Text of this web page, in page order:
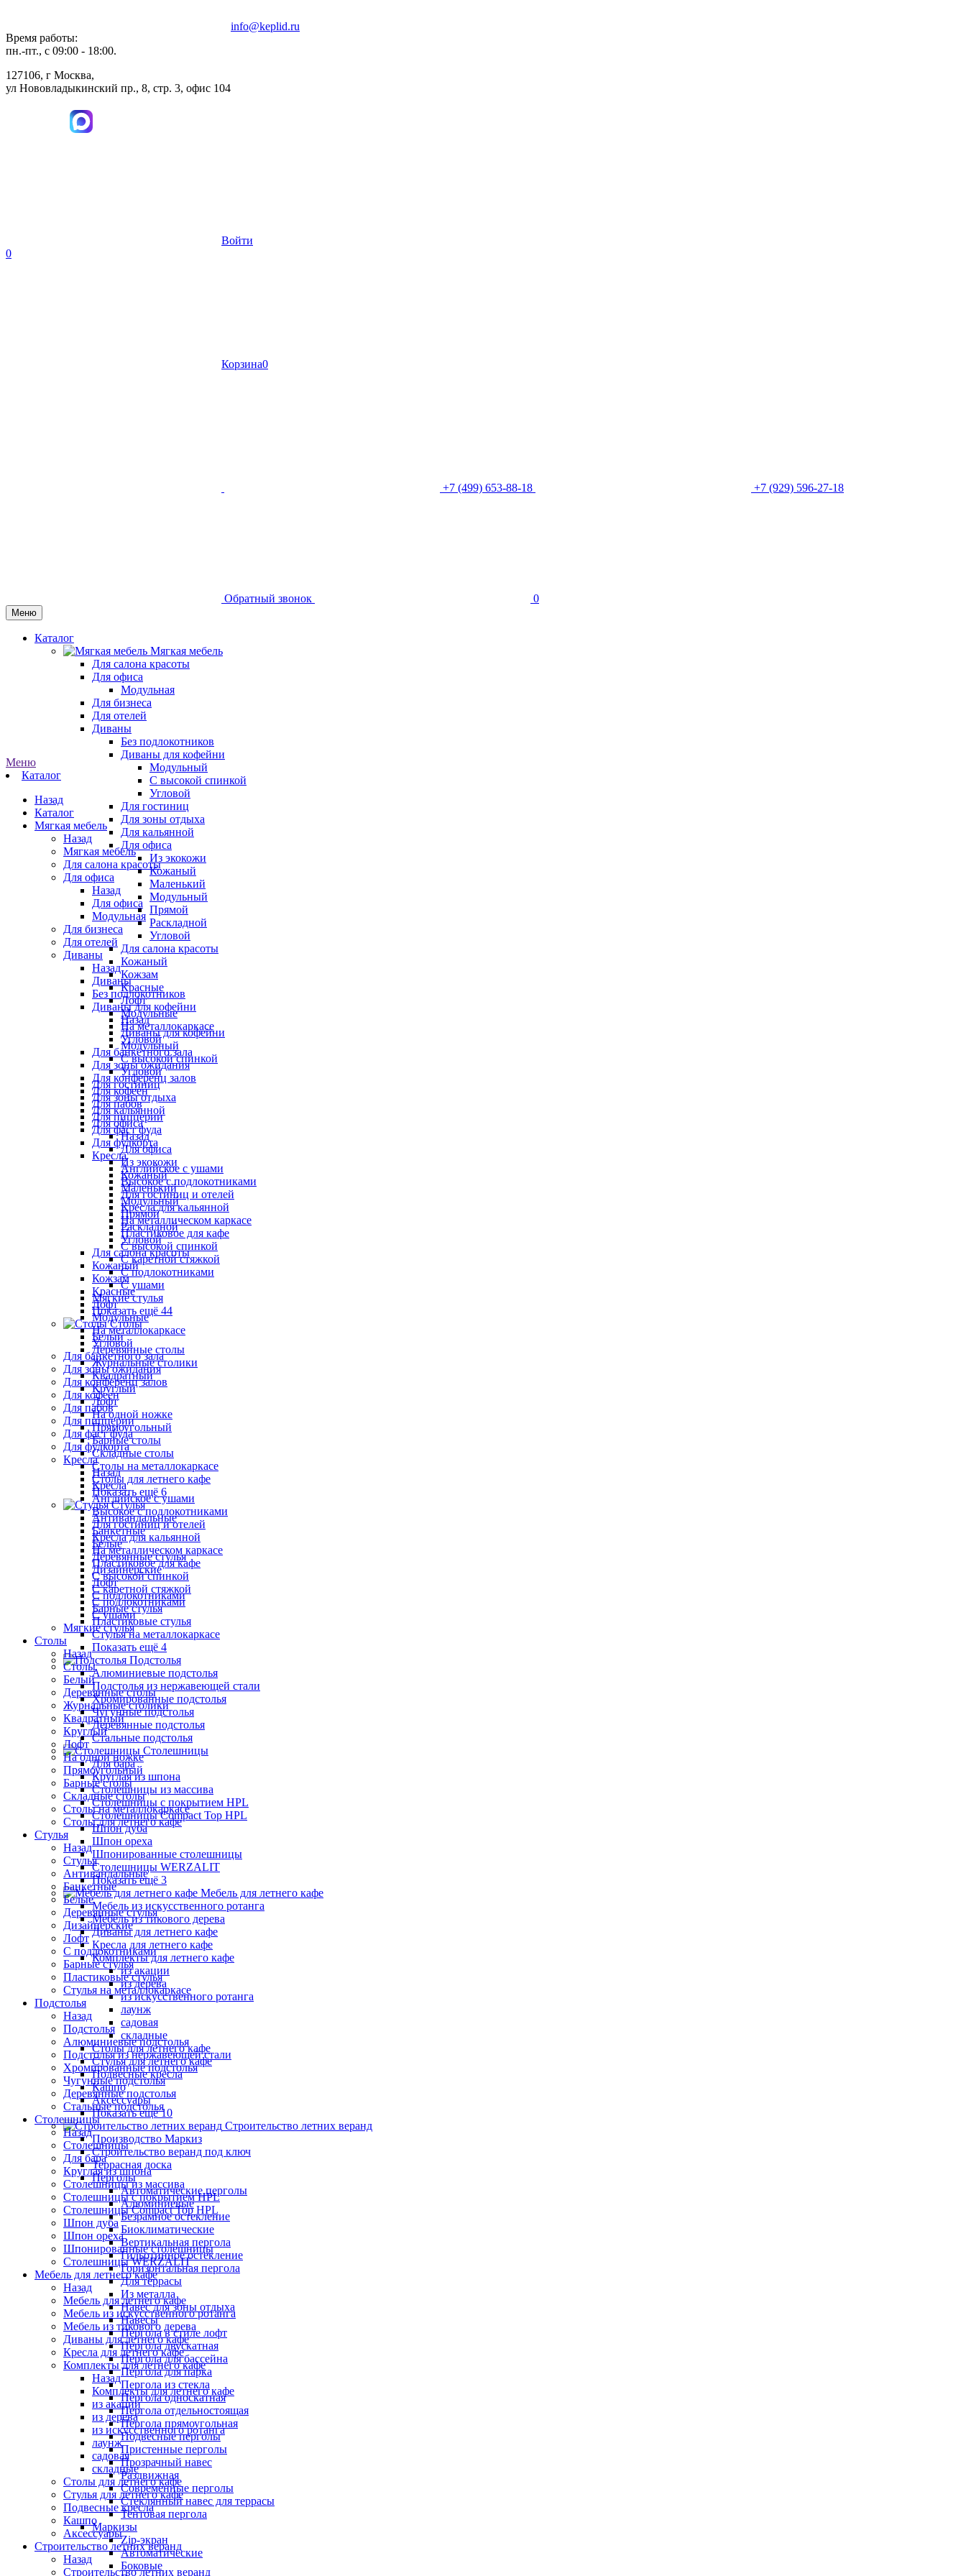
Время работы:
пн.-пт., с 09:00 - 18:00.
127106, г Москва,
ул Нововладыкинский пр., 8, стр. 3, офис 104
info@keplid.ru
Войти
0
Корзина0
+7 (499) 653-88-18 +7 (929) 596-27-18
Обратный звонок 0
Меню
Каталог
Мягкая мебель
Для салона красоты
Для офиса
Модульная
Для бизнеса
Для отелей
Диваны
Без подлокотников
Диваны для кофейни
Модульный
С высокой спинкой
Угловой
Для гостиниц
Для зоны отдыха
Для кальянной
Для офиса
Из экокожи
Кожаный
Маленький
Модульный
Прямой
Раскладной
Угловой
Для салона красоты
Кожаный
Кожзам
Красные
Лофт
Модульные
На металлокаркасе
Угловой
Для банкетного зала
Для зоны ожидания
Для конференц залов
Для кофеен
Для пабов
Для пиццерии
Для фаст фуда
Для фудкорта
Кресла
Английское с ушами
Высокое с подлокотниками
Для гостиниц и отелей
Кресла для кальянной
На металлическом каркасе
Пластиковое для кафе
С высокой спинкой
С каретной стяжкой
С подлокотниками
С ушами
Мягкие стулья
Показать ещё 44
Столы
Белый
Деревянные столы
Журнальные столики
Квадратный
Круглый
Лофт
На одной ножке
Прямоугольный
Барные столы
Складные столы
Столы на металлокаркасе
Столы для летнего кафе
Показать ещё 6
Стулья
Антивандальные
Банкетные
Белые
Деревянные стулья
Дизайнерские
Лофт
С подлокотниками
Барные стулья
Пластиковые стулья
Стулья на металлокаркасе
Показать ещё 4
Подстолья
Алюминиевые подстолья
Подстолья из нержавеющей стали
Хромированные подстолья
Чугунные подстолья
Деревянные подстолья
Стальные подстолья
Столешницы
Для бара
Круглая из шпона
Столешницы из массива
Столешницы с покрытием HPL
Столешницы Сompact Top HPL
Шпон дуба
Шпон ореха
Шпонированные столешницы
Столешницы WERZALIT
Показать ещё 3
Мебель для летнего кафе
Мебель из искусственного ротанга
Мебель из тикового дерева
Диваны для летнего кафе
Кресла для летнего кафе
Комплекты для летнего кафе
из акации
из дерева
из искусственного ротанга
лаунж
садовая
складные
Столы для летнего кафе
Стулья для летнего кафе
Подвесные кресла
Кашпо
Аксессуары
Показать ещё 10
Строительство летних веранд
Производство Маркиз
Строительство веранд под ключ
Террасная доска
Перголы
Автоматические перголы
Алюминиевые
Безрамное остекление
Биоклиматические
Вертикальная пергола
Гильотинное остекление
Горизонтальная пергола
Для террасы
Из металла
Навес для зоны отдыха
Навесы
Пергола в стиле лофт
Пергола двускатная
Пергола для бассейна
Пергола для парка
Пергола из стекла
Пергола односкатная
Пергола отдельностоящая
Пергола прямоугольная
Подвесные перголы
Пристенные перголы
Прозрачный навес
Раздвижная
Современные перголы
Стеклянный навес для террасы
Тентовая пергола
Маркизы
Zip-экран
Автоматические
Боковые
Меню
Каталог
Назад
Каталог
Мягкая мебель
Назад
Мягкая мебель
Для салона красоты
Для офиса
Назад
Для офиса
Модульная
Для бизнеса
Для отелей
Диваны
Назад
Диваны
Без подлокотников
Диваны для кофейни
Назад
Диваны для кофейни
Модульный
С высокой спинкой
Угловой
Для гостиниц
Для зоны отдыха
Для кальянной
Для офиса
Назад
Для офиса
Из экокожи
Кожаный
Маленький
Модульный
Прямой
Раскладной
Угловой
Для салона красоты
Кожаный
Кожзам
Красные
Лофт
Модульные
На металлокаркасе
Угловой
Для банкетного зала
Для зоны ожидания
Для конференц залов
Для кофеен
Для пабов
Для пиццерии
Для фаст фуда
Для фудкорта
Кресла
Назад
Кресла
Английское с ушами
Высокое с подлокотниками
Для гостиниц и отелей
Кресла для кальянной
На металлическом каркасе
Пластиковое для кафе
С высокой спинкой
С каретной стяжкой
С подлокотниками
С ушами
Мягкие стулья
Столы
Назад
Столы
Белый
Деревянные столы
Журнальные столики
Квадратный
Круглый
Лофт
На одной ножке
Прямоугольный
Барные столы
Складные столы
Столы на металлокаркасе
Столы для летнего кафе
Стулья
Назад
Стулья
Антивандальные
Банкетные
Белые
Деревянные стулья
Дизайнерские
Лофт
С подлокотниками
Барные стулья
Пластиковые стулья
Стулья на металлокаркасе
Подстолья
Назад
Подстолья
Алюминиевые подстолья
Подстолья из нержавеющей стали
Хромированные подстолья
Чугунные подстолья
Деревянные подстолья
Стальные подстолья
Столешницы
Назад
Столешницы
Для бара
Круглая из шпона
Столешницы из массива
Столешницы с покрытием HPL
Столешницы Сompact Top HPL
Шпон дуба
Шпон ореха
Шпонированные столешницы
Столешницы WERZALIT
Мебель для летнего кафе
Назад
Мебель для летнего кафе
Мебель из искусственного ротанга
Мебель из тикового дерева
Диваны для летнего кафе
Кресла для летнего кафе
Комплекты для летнего кафе
Назад
Комплекты для летнего кафе
из акации
из дерева
из искусственного ротанга
лаунж
садовая
складные
Столы для летнего кафе
Стулья для летнего кафе
Подвесные кресла
Кашпо
Аксессуары
Строительство летних веранд
Назад
Строительство летних веранд